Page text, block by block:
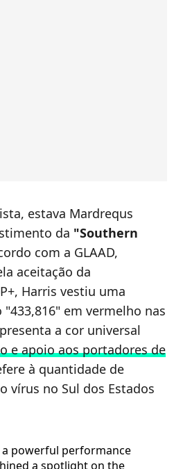
estava Mardrequs
da "Southern
com a GLAAD,
aceitação da
Harris vestiu uma
em vermelho nas
a cor universal
e apoio aos portadores de
à quantidade de
vírus no Sul dos Estados
powerful performance
a spotlight on the